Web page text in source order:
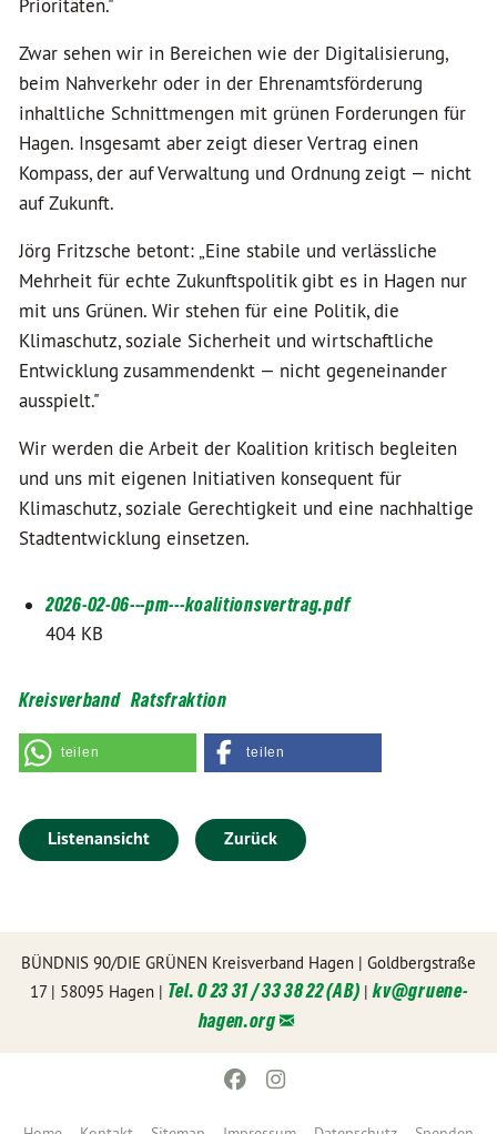
Prioritäten."
Zwar sehen wir in Bereichen wie der Digitalisierung,
beim Nahverkehr oder in der Ehrenamtsförderung
inhaltliche Schnittmengen mit grünen Forderungen für
Hagen. Insgesamt aber zeigt dieser Vertrag einen
Kompass, der auf Verwaltung und Ordnung zeigt — nicht
auf Zukunft.
Jörg Fritzsche betont: „Eine stabile und verlässliche
Mehrheit für echte Zukunftspolitik gibt es in Hagen nur
mit uns Grünen. Wir stehen für eine Politik, die
Klimaschutz, soziale Sicherheit und wirtschaftliche
Entwicklung zusammendenkt — nicht gegeneinander
ausspielt."
Wir werden die Arbeit der Koalition kritisch begleiten
und uns mit eigenen Initiativen konsequent für
Klimaschutz, soziale Gerechtigkeit und eine nachhaltige
Stadtentwicklung einsetzen.
2026-02-06---pm---koalitionsvertrag.pdf
404 KB
Kreisverband Ratsfraktion
teilen teilen
Listenansicht Zurück
BÜNDNIS 90/DIE GRÜNEN Kreisverband Hagen | Goldbergstraße
17 | 58095 Hagen | Tel. 0 23 31 / 33 38 22 (AB) |kv@gruene-
hagen.org